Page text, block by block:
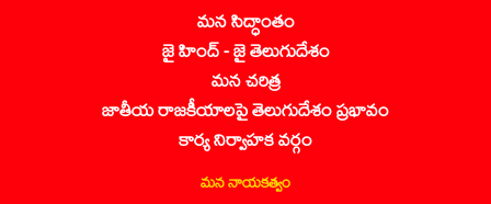
మన సిద్ధాంతం
జై హింద్ - జై తెలుగుదేశం
మన చరిత్ర
జాతీయ రాజకీయాలపై తెలుగుదేశం ప్రభావం
కార్య నిర్వాహక వర్గం
మన నాయకత్వం